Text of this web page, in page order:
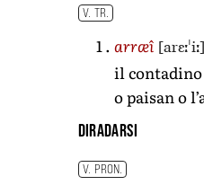
V. TR.
arræî [arɛːˈiː]
il
o paisan o
diradarsi
V. PRON.